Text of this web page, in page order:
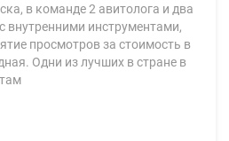
в команде 2 авитолога и два
внутренними инструментами,
просмотров за стоимость в
Одни из лучших в стране в